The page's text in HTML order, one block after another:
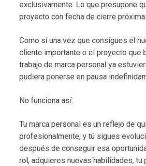
exclusivamente. Lo que presupone
proyecto con fecha de cierre próxima.
Como si una vez que consigues el
cliente importante o el proyecto que
trabajo de marca personal ya
pudiera ponerse en pausa
No funciona así.
Tu marca personal es un reflejo de
profesionalmente, y tú sigues
después de conseguir esa
rol, adquieres nuevas habilidades, tu